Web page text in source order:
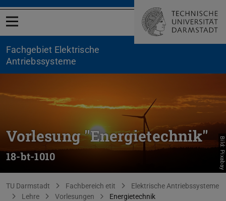
Menü öffnen
Fachgebiet Elektrische
Antriebssysteme
Vorlesung "Energietechnik"
18-bt-1010 Bild: Pixabay
Sie befinden sich hier:
TU Darmstadt Fachbereich etit
Elektrische Antriebssysteme
Lehre
Vorlesungen Energietechnik